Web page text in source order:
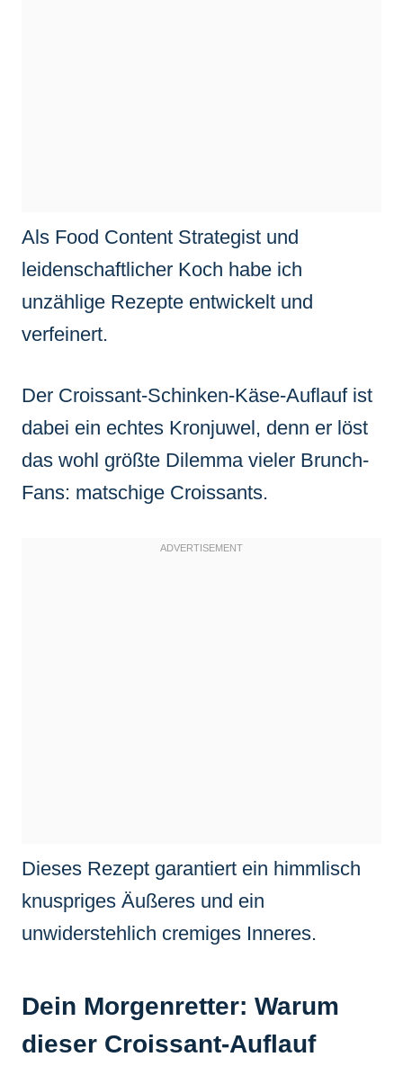
Als Food Content Strategist und
leidenschaftlicher Koch habe ich
unzählige Rezepte entwickelt und
verfeinert.
Der Croissant-Schinken-Käse-Auflauf ist
dabei ein echtes Kronjuwel, denn er löst
das wohl größte Dilemma vieler Brunch-
Fans: matschige Croissants.
Dieses Rezept garantiert ein himmlisch
knuspriges Äußeres und ein
unwiderstehlich cremiges Inneres.
Dein Morgenretter: Warum
dieser Croissant-Auflauf